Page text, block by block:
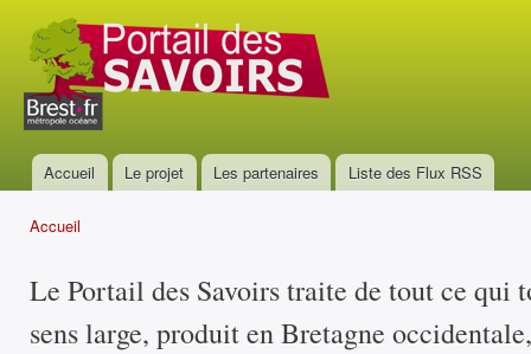
Portail
des
savoirs
Menu principal
Accueil Le projet Les partenaires Liste des Flux RSS
Accueil
Le Portail des Savoirs traite de tout ce qui
sens large, produit en Bretagne